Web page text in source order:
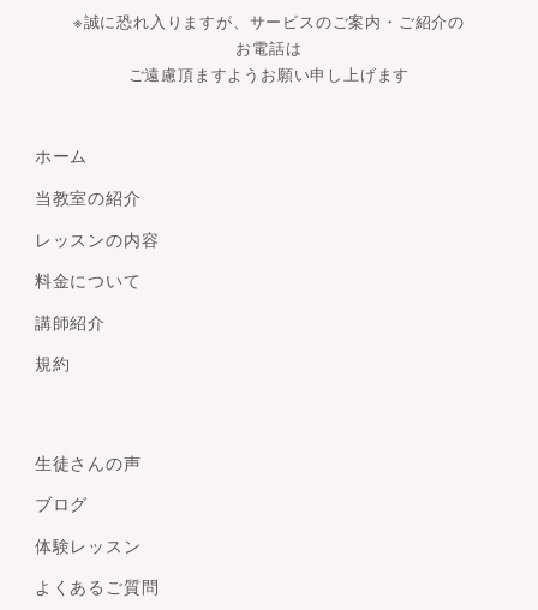
※誠に恐れ入りますが、サービスのご案内・ご紹介の
お電話は
ご遠慮頂ますようお願い申し上げます
ホーム
当教室の紹介
レッスンの内容
料金について
講師紹介
規約
生徒さんの声
ブログ
体験レッスン
よくあるご質問